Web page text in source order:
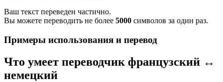
Ваш текст переведен частично.
Вы можете переводить не более 5000 символов за один раз.
Примеры использования и перевод
Что умеет переводчик французский ↔
немецкий